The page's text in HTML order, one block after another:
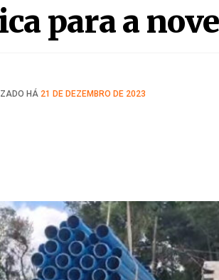
para a
HÁ 21 DE DEZEMBRO DE 2023